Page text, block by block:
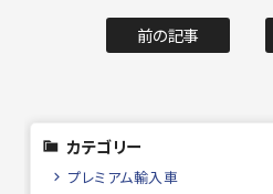
前の記事
カテゴリー
プレミアム輸入車